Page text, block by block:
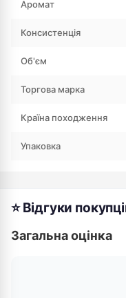
Аромат
Консистенція
Об'єм
Торгова марка
Країна походження
Упаковка
⭐ Відгуки
Загальна оцінка